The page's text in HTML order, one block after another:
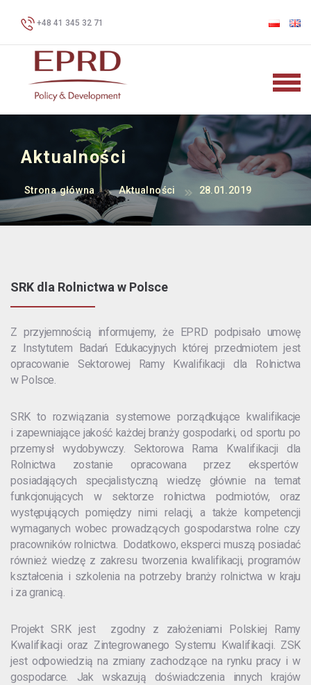
+48 41 345 32 71
Aktualności
Strona główna Aktualności 28.01.2019
SRK dla Rolnictwa w Polsce
Z przyjemnością informujemy, że EPRD podpisało umowę
z Instytutem Badań Edukacyjnych której przedmiotem jest
opracowanie Sektorowej Ramy Kwalifikacji dla Rolnictwa
w Polsce.
SRK to rozwiązania systemowe porządkujące kwalifikacje
i zapewniające jakość każdej branży gospodarki, od sportu po
przemysł wydobywczy. Sektorowa Rama Kwalifikacji dla
Rolnictwa zostanie opracowana przez ekspertów
posiadających specjalistyczną wiedzę głównie na temat
funkcjonujących w sektorze rolnictwa podmiotów, oraz
występujących pomiędzy nimi relacji, a także kompetencji
wymaganych wobec prowadzących gospodarstwa rolne czy
pracowników rolnictwa. Dodatkowo, eksperci muszą posiadać
również wiedzę z zakresu tworzenia kwalifikacji, programów
kształcenia i szkolenia na potrzeby branży rolnictwa w kraju
i za granicą.
Projekt SRK jest zgodny z założeniami Polskiej Ramy
Kwalifikacji oraz Zintegrowanego Systemu Kwalifikacji. ZSK
jest odpowiedzią na zmiany zachodzące na rynku pracy i w
gospodarce. Jak wskazują doświadczenia innych krajów